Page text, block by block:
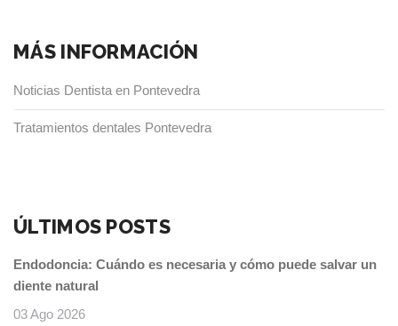
MÁS INFORMACIÓN
Noticias Dentista en Pontevedra
Tratamientos dentales Pontevedra
ÚLTIMOS POSTS
Endodoncia: Cuándo es necesaria y cómo puede salvar un
diente natural
03 Ago 2026